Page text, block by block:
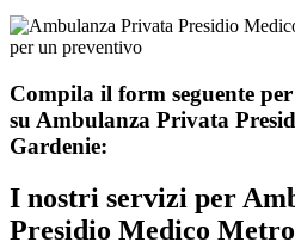
Compila il form seguente
su Ambulanza Privata
Gardenie:
I nostri servizi per
Presidio Medico